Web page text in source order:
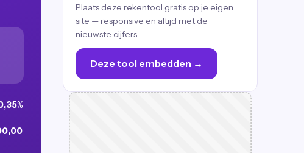
Plaats deze rekentool gratis op je eigen
site — responsive en altijd met de
nieuwste cijfers.
Deze tool embedden →